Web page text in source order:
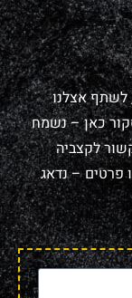
לשתף אצלנו
כאן – נשמח
לקצביה
פרטים – נדאג